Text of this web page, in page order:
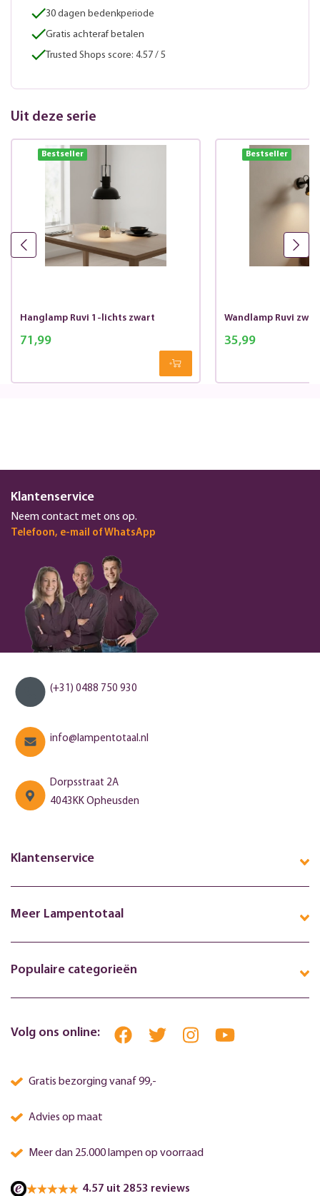
30 dagen bedenkperiode
Gratis achteraf betalen
Trusted Shops score: 4.57 / 5
Uit deze serie
Bestseller
Hanglamp Ruvi 1-lichts zwart
71,99
Bestseller
Wandlamp Ruvi
35,99
Klantenservice
Neem contact met ons op.
Telefoon, e-mail of WhatsApp
(+31) 0488 750 930
info@lampentotaal.nl
Dorpsstraat 2A
4043KK Opheusden
Klantenservice
Meer Lampentotaal
Populaire categorieën
Volg ons online:
Gratis bezorging vanaf 99,-
Advies op maat
Meer dan 25.000 lampen op voorraad
4.57 uit 2853 reviews